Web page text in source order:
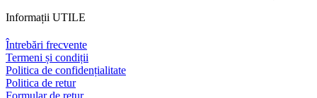
Informații UTILE
Întrebări frecvente
Termeni și condiții
Politica de confidențialitate
Politica de retur